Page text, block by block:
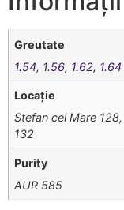
Greutate
1.54, 1.56, 1.62, 1.64
Locație
Stefan cel Mare
132
Purity
AUR 585